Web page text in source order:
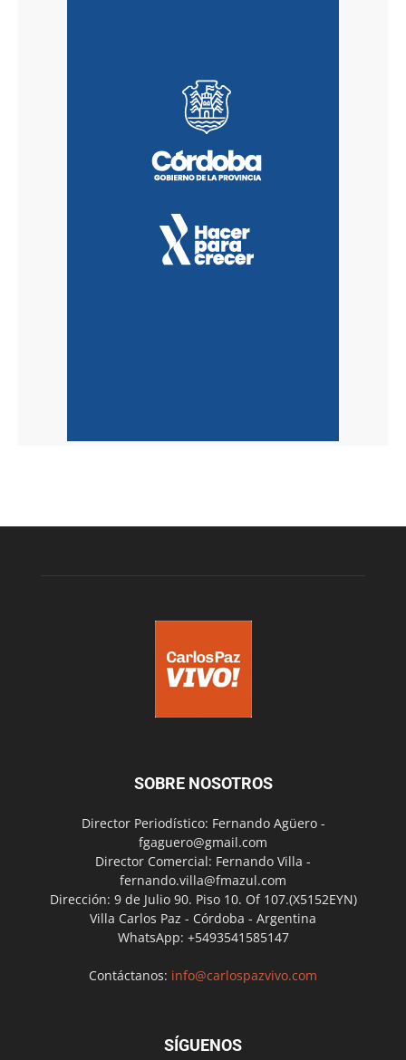
SOBRE NOSOTROS
Director Periodístico: Fernando Agüero -
fgaguero@gmail.com
Director Comercial: Fernando Villa -
fernando.villa@fmazul.com
Dirección: 9 de Julio 90. Piso 10. Of 107.(X5152EYN)
Villa Carlos Paz - Córdoba - Argentina
WhatsApp: +5493541585147
Contáctanos: info@carlospazvivo.com
SÍGUENOS